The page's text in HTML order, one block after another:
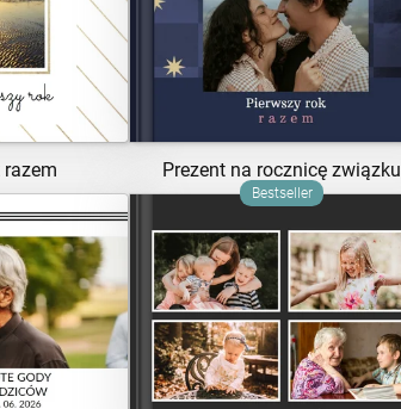
razem Prezent na rocznicę związku
ZOBACZ SZABLON
Bestseller
ZOBACZ SZABLON